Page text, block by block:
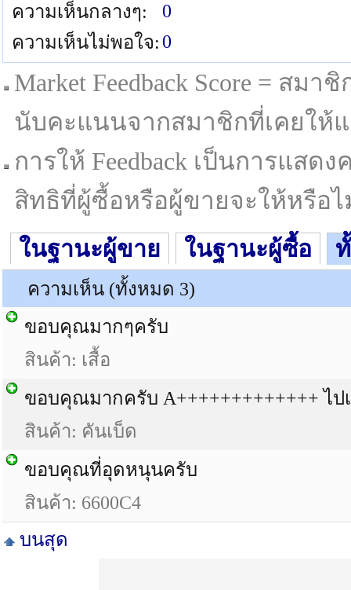
ความเห็นกลางๆ:
0
ความเห็นไม่พอใจ: 0
Market Feedback Score = สม
นับคะแนนจากสมาชิกที่เคยให้
การให้ Feedback เป็นการแส
สิทธิที่ผู้ซื้อหรือผู้ขายจะให้หรือไ
ในฐานะผู้ขาย ในฐานะผู้ซื้อ
ความเห็น (ทั้งหมด 3)
ขอบคุณมากๆครับ
สินค้า: เสื้อ
ขอบคุณมากครับ A+++++++++++++ ไป
สินค้า: คันเบ็ด
ขอบคุณที่อุดหนุนครับ
สินค้า: 6600C4
บนสุด